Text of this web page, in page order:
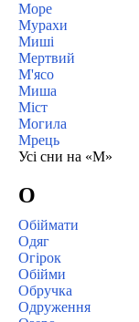
Море
Мурахи
Миші
Мертвий
М'ясо
Миша
Міст
Могила
Мрець
Усі сни на «М»
О
Обіймати
Одяг
Огірок
Обійми
Обручка
Одруження